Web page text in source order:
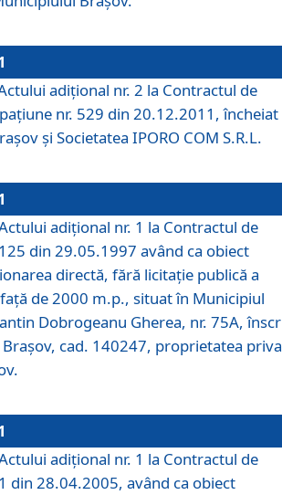
adițional nr. 2 la Contractul de
nr. 529 din 20.12.2011, încheiat
și Societatea IPORO COM S.R.L.
adiţional nr. 1 la Contractul de
din 29.05.1997 având ca obiect
directă, fără licitație publică a
de 2000 m.p., situat în Municipiul
Dobrogeanu Gherea, nr. 75A,
Brașov, cad. 140247, proprietatea
adiţional nr. 1 la Contractul de
din 28.04.2005, având ca obiect